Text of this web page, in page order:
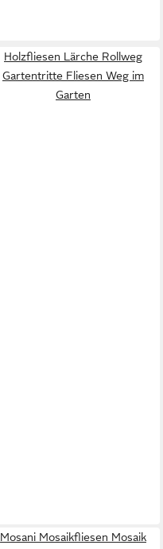
Holzfliesen Lärche Rollweg
Gartentritte Fliesen Weg im
Garten
Mosani Mosaikfliesen Mosaik